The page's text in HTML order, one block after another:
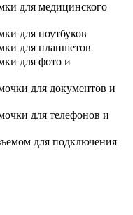
для медицинского
для ноутбуков
для планшетов
для фото и
для документов и
для телефонов и
для подключения